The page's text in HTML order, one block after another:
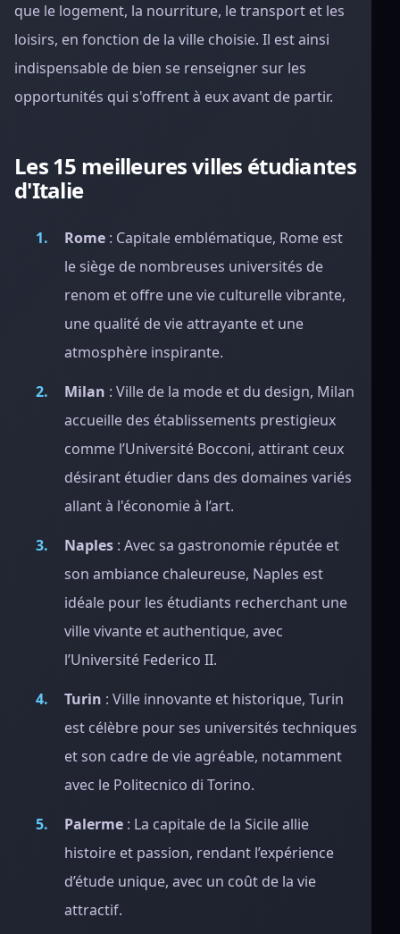
que le logement, la nourriture, le transport et les
loisirs, en fonction de la ville choisie. Il est ainsi
indispensable de bien se renseigner sur les
opportunités qui s'offrent à eux avant de partir.
Les 15 meilleures villes étudiantes
d'Italie
Rome : Capitale emblématique, Rome est
le siège de nombreuses universités de
renom et offre une vie culturelle vibrante,
une qualité de vie attrayante et une
atmosphère inspirante.
Milan : Ville de la mode et du design, Milan
accueille des établissements prestigieux
comme l’Université Bocconi, attirant ceux
désirant étudier dans des domaines variés
allant à l'économie à l’art.
Naples : Avec sa gastronomie réputée et
son ambiance chaleureuse, Naples est
idéale pour les étudiants recherchant une
ville vivante et authentique, avec
l’Université Federico II.
Turin : Ville innovante et historique, Turin
est célèbre pour ses universités techniques
et son cadre de vie agréable, notamment
avec le Politecnico di Torino.
Palerme : La capitale de la Sicile allie
histoire et passion, rendant l’expérience
d’étude unique, avec un coût de la vie
attractif.